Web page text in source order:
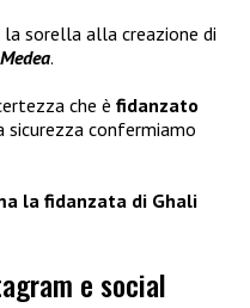
sorella alla creazione di
Medea.
che è fidanzato
confermiamo
la fidanzata di Ghali
e social